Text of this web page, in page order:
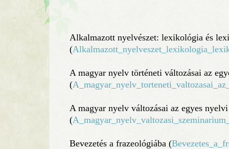
Alkalmazott nyelvészet: lexikológia és
(
A magyar nyelv történeti változásai az
(
A magyar nyelv változásai az egyes
(
Bevezetés a frazeológiába (